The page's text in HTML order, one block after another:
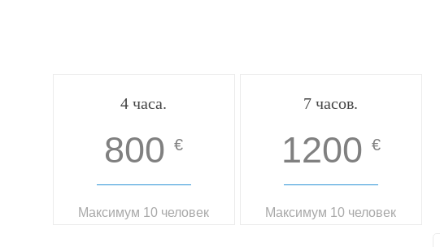
4 часа.
800 €
Максимум 10 человек
7 часов.
1200 €
Максимум 10 человек